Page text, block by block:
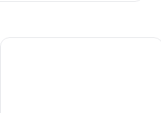
Proud Phuket